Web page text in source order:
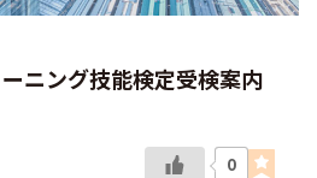
ニング技能検定受検案内
0